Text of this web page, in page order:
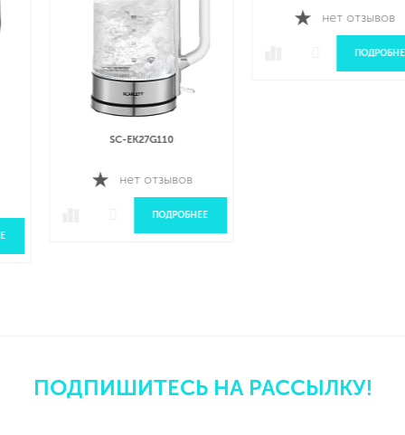
SC-EK27G110
нет отзывов
ПОДРОБНЕЕ
ПОДПИШИТЕСЬ НА РАССЫЛКУ!